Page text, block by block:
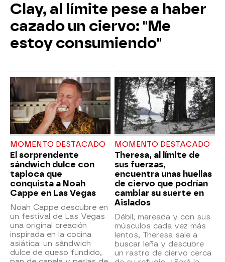
Clay, al límite pese a haber
cazado un ciervo: "Me
estoy consumiendo"
MOMENTO DESTACADO
El sorprendente
sándwich dulce con
tapioca que
conquista a Noah
Cappe en Las Vegas
Noah Cappe descubre en
un festival de Las Vegas
una original creación
inspirada en la cocina
asiática: un sándwich
dulce de queso fundido,
MOMENTO DESTACADO
Theresa, al límite de
sus fuerzas,
encuentra unas huellas
de ciervo que podrían
cambiar su suerte en
Aislados
Débil, mareada y con sus
músculos cada vez más
lentos, Theresa sale a
buscar leña y descubre
un rastro de ciervo cerca